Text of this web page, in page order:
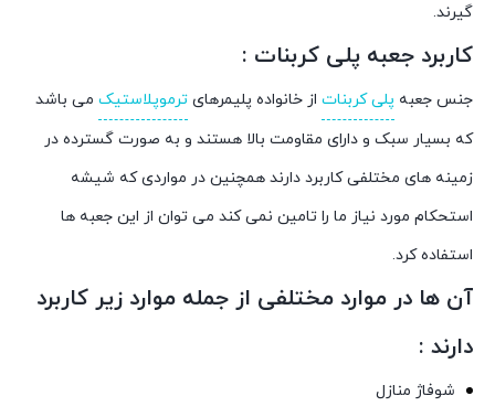
گیرند.
کاربرد جعبه پلی کربنات :
جنس جعبه‌ پلی کربنات از خانواده پلیمر‌های ترموپلاستیک می باشد
که بسیار سبک و دارای مقاومت بالا هستند و به صورت گسترده در
زمینه های مختلفی کاربرد دارند همچنین در مواردی که شیشه
استحکام مورد نیاز ما را تامین نمی کند می توان از این جعبه ها
استفاده کرد.
آن ها در موارد مختلفی از جمله موارد زیر کاربرد
دارند :
شوفاژ منازل